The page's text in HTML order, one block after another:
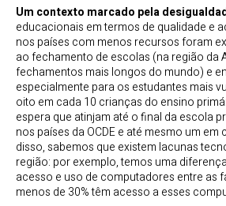
Um contexto marcado pela
educacionais em termos de qualidade e
nos países com menos recursos foram
ao fechamento de escolas (na região da
fechamentos mais longos do mundo) e
especialmente para os estudantes mais
oito em cada 10 crianças do ensino
espera que atinjam até o final da escola
nos países da OCDE e até mesmo um
disso, sabemos que existem lacunas
região: por exemplo, temos uma
acesso e uso de computadores entre as
menos de 30% têm acesso a esses